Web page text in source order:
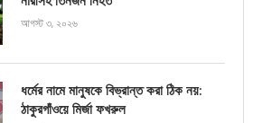
আগস্ট ৩, ২০২৬
ধর্মের নামে মানুষকে বিভ্রান্ত করা ঠিক নয়:
ঠাকুরগাঁওয়ে মির্জা ফখরুল